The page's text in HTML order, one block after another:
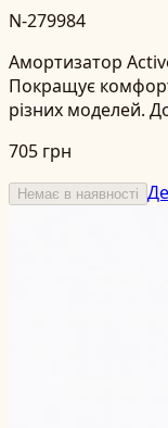
N-279984
Амортизатор
Покращує
різних моделей.
705 грн
Немає в наявності